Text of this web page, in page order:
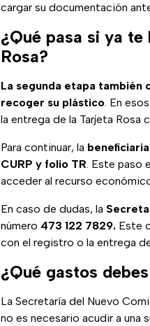
cargar su documentación
¿Qué pasa si ya
Rosa?
La segunda etapa también
recoger su plástico. En
la entrega de la Tarjeta
Para continuar, la
CURP y folio TR. Este paso
acceder al recurso
En caso de dudas, la
número 473 122 7829. Este
con el registro o la entrega
¿Qué gastos
La Secretaría del Nuevo
no es necesario acudir a una